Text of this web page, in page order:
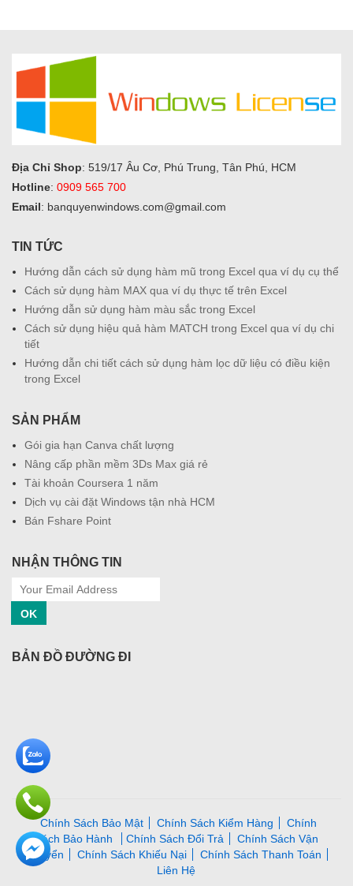
Địa Chỉ Shop: 519/17 Âu Cơ, Phú Trung, Tân Phú, HCM
Hotline: 0909 565 700
Email: banquyenwindows.com@gmail.com
TIN TỨC
Hướng dẫn cách sử dụng hàm mũ trong Excel qua ví dụ cụ thể
Cách sử dụng hàm MAX qua ví dụ thực tế trên Excel
Hướng dẫn sử dụng hàm màu sắc trong Excel
Cách sử dụng hiệu quả hàm MATCH trong Excel qua ví dụ chi
tiết
Hướng dẫn chi tiết cách sử dụng hàm lọc dữ liệu có điều kiện
trong Excel
SẢN PHẨM
Gói gia hạn Canva chất lượng
Nâng cấp phần mềm 3Ds Max giá rẻ
Tài khoản Coursera 1 năm
Dịch vụ cài đặt Windows tận nhà HCM
Bán Fshare Point
NHẬN THÔNG TIN
OK
BẢN ĐỒ ĐƯỜNG ĐI
Chính Sách Bảo Mật Chính Sách Kiểm Hàng
Chính
Sách Bảo Hành
Chính Sách Đổi Trả
Chính Sách Vận
Chuyển
Chính Sách Khiếu Nại
Chính Sách Thanh Toán
Liên Hệ